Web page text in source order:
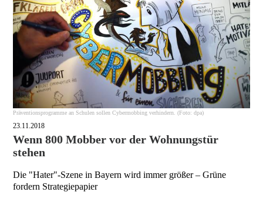
Präventionsprogramme an Schulen sollen Cybermobbing verhindern. (Foto: dpa)
23.11.2018
Wenn 800 Mobber vor der Wohnungstür
stehen
Die "Hater"-Szene in Bayern wird immer größer – Grüne
fordern Strategiepapier